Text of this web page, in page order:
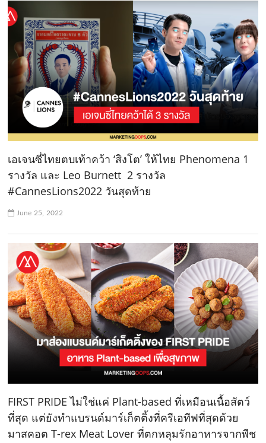
เอเจนซี่ไทยตบเท้าคว้า ‘สิงโต’ ให้ไทย Phenomena 1
รางวัล และ Leo Burnett 2 รางวัล
#CannesLions2022 วันสุดท้าย
June 25, 2022
FIRST PRIDE ไม่ใช่แค่ Plant-based ที่เหมือนเนื้อสัตว์
ที่สุด แต่ยังทำแบรนด์มาร์เก็ตติ้งที่ครีเอทีฟที่สุดด้วย
มาสคอต T-rex Meat Lover ที่ตกหลุมรักอาหารจากพืช